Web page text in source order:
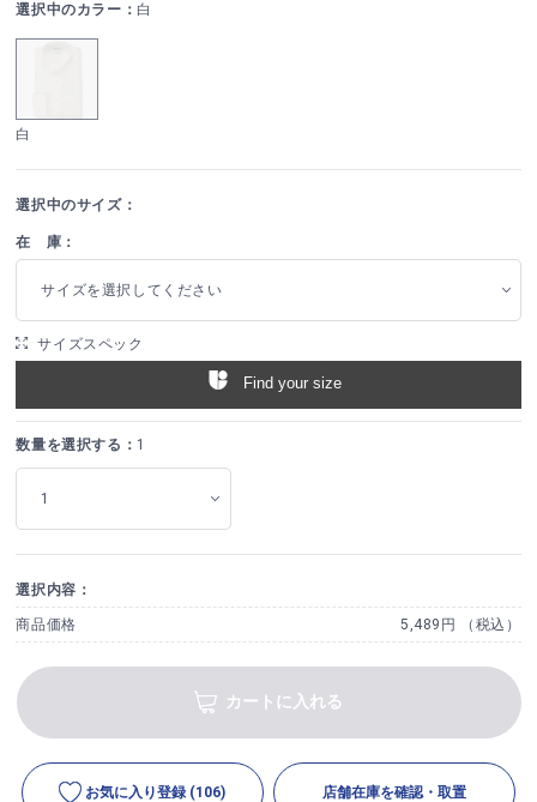
選択中のカラー： 白
白
選択中のサイズ：
在 庫：
サイズを選択してください
サイズスペック
Find your size
数量を選択する： 1
選択内容：
商品価格 5,489円 （税込）
カートに入れる
お気に入り登録 (106) 店舗在庫を確認・取置